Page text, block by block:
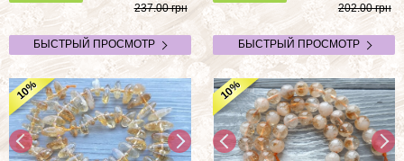
237.00 грн
БЫСТРЫЙ ПРОСМОТР
202.00 грн
БЫСТРЫЙ ПРОСМОТР
10% 10%